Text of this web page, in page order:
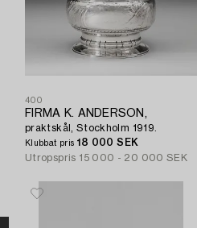
400
FIRMA K. ANDERSON,
praktskål, Stockholm 1919.
Klubbat pris 18 000 SEK
Utropspris 15 000 - 20 000 SEK